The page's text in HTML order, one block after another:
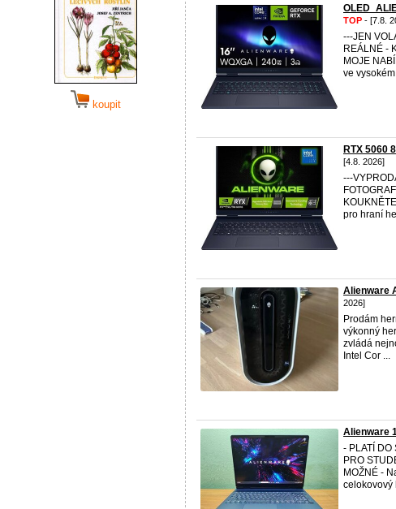
koupit
TOP - [7.8.
---JEN
REÁLNÉ -
MOJE
ve
RTX 5060
[4.8. 2026]
---
pro hraní
Alienware
2026]
Prodám
výkonný
zvládá
Intel Cor ...
Alienware
- PLATÍ DO
PRO
MOŽNÉ -
celokovový